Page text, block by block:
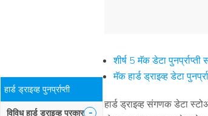
शीर्ष 5 मॅक डेटा पुनर्प्राप्ती
मॅक हार्ड ड्राइव्ह डेटा
हार्ड ड्राइव्ह संगणक डेटा
हार्ड ड्राइव्ह पुनर्प्राप्ती
विविध हार्ड ड्राइव्ह प्रकार -